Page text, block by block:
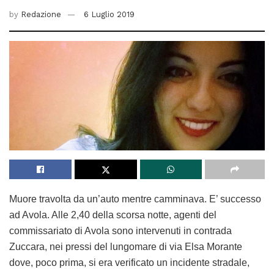
by Redazione 6 Luglio 2019
Muore travolta da un’auto mentre camminava. E’ successo
ad Avola. Alle 2,40 della scorsa notte, agenti del
commissariato di Avola sono intervenuti in contrada
Zuccara, nei pressi del lungomare di via Elsa Morante
dove, poco prima, si era verificato un incidente stradale,